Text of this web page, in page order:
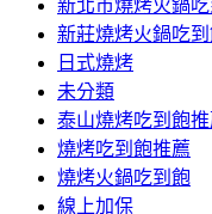
新北市燒烤火鍋
新莊燒烤火鍋吃
日式燒烤
未分類
泰山燒烤吃到飽推
燒烤吃到飽推薦
燒烤火鍋吃到飽
線上加保